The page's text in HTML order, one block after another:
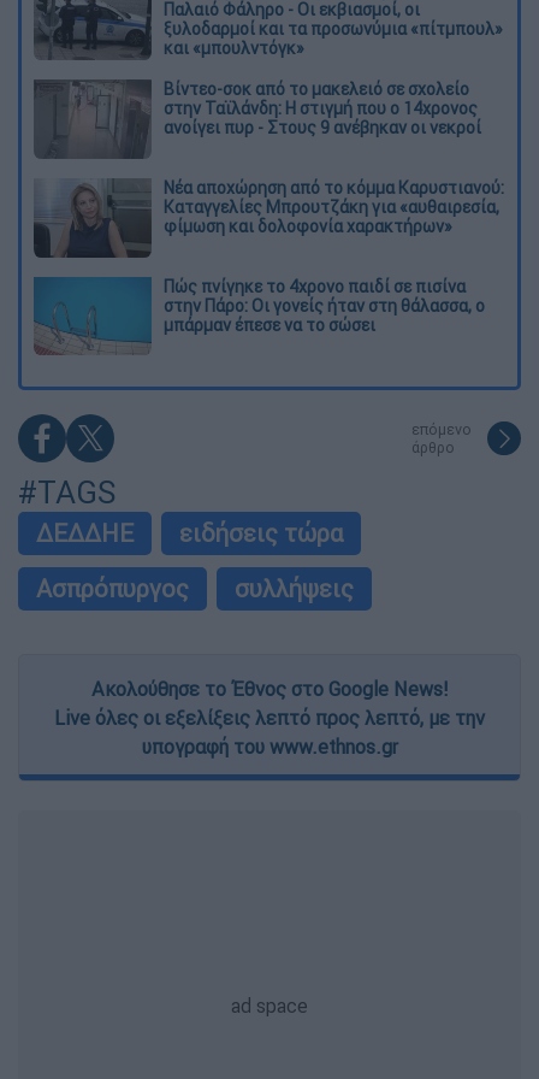
Παλαιό Φάληρο - Οι εκβιασμοί, οι
ξυλοδαρμοί και τα προσωνύμια «πίτμπουλ»
και «μπουλντόγκ»
Βίντεο-σοκ από το μακελειό σε σχολείο
στην Ταϊλάνδη: Η στιγμή που ο 14χρονος
ανοίγει πυρ - Στους 9 ανέβηκαν οι νεκροί
Νέα αποχώρηση από το κόμμα Καρυστιανού:
Καταγγελίες Μπρουτζάκη για «αυθαιρεσία,
φίμωση και δολοφονία χαρακτήρων»
Πώς πνίγηκε το 4χρονο παιδί σε πισίνα
στην Πάρο: Οι γονείς ήταν στη θάλασσα, ο
μπάρμαν έπεσε να το σώσει
επόμενο
άρθρο
#TAGS
ΔΕΔΔΗΕ
ειδήσεις τώρα
Ασπρόπυργος
συλλήψεις
Ακολούθησε το Έθνος στο Google News!
Live όλες οι εξελίξεις λεπτό προς λεπτό, με την
υπογραφή του www.ethnos.gr